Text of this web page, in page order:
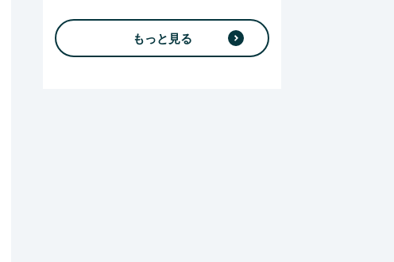
もっと見る